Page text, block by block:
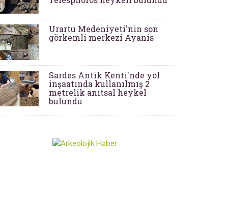
Urartu Medeniyeti'nin son
görkemli merkezi Ayanis
Sardes Antik Kenti'nde yol
inşaatında kullanılmış 2
metrelik anıtsal heykel
bulundu